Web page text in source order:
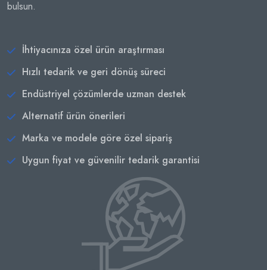
bulsun.
İhtiyacınıza özel ürün araştırması
Hızlı tedarik ve geri dönüş süreci
Endüstriyel çözümlerde uzman destek
Alternatif ürün önerileri
Marka ve modele göre özel sipariş
Uygun fiyat ve güvenilir tedarik garantisi